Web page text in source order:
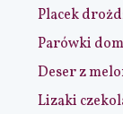
Placek
Parówki
Deser z
Lizaki